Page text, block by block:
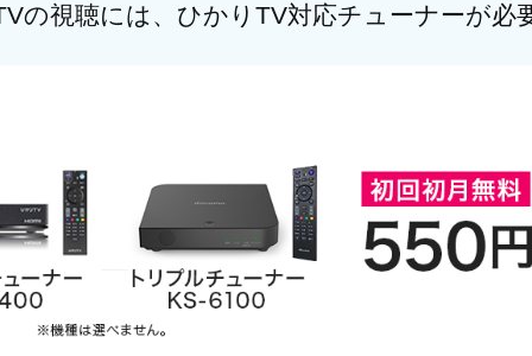
の視聴には、ひかりTV対応チューナーが必